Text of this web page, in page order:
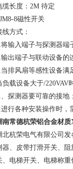
缆长度：2M 待定
8磁性开关
线方式：
将输入端子与探测器端
输出端子与联动设备的
当排风扇等感性设备满
负载设备大于/220VAV
、探测器要可靠的接地
进行各种安装操作时，
南常德杭荣铝合金材质
北杭荣电气有限公司
器、皮带打滑开关、
、电梯开关、电梯称